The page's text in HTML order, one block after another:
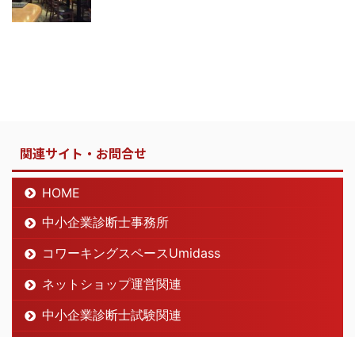
関連サイト・お問合せ
HOME
中小企業診断士事務所
コワーキングスペースUmidass
ネットショップ運営関連
中小企業診断士試験関連